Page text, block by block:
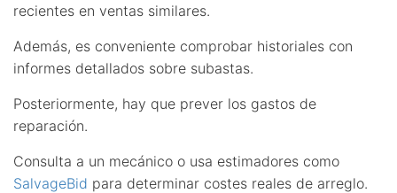
recientes en ventas similares.
Además, es conveniente comprobar historiales con
informes detallados sobre subastas.
Posteriormente, hay que prever los gastos de
reparación.
Consulta a un mecánico o usa estimadores como
SalvageBid para determinar costes reales de arreglo.